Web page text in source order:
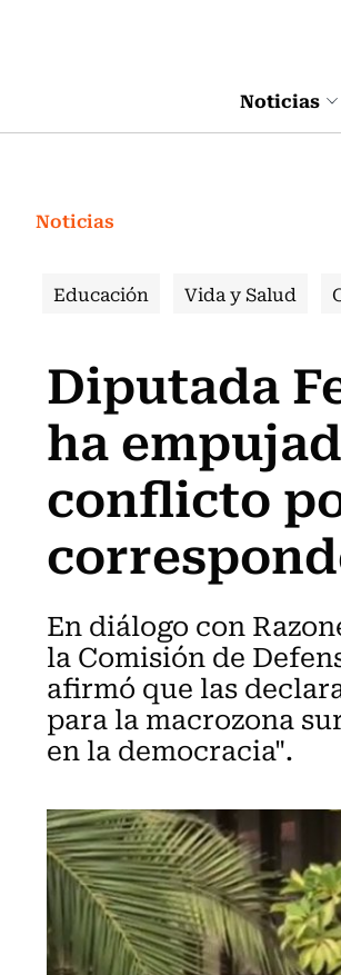
Noticias
Noticias
Educación Vida y Salud
Diputada
ha
conflicto
En diálogo con
la Comisión de
afirmó que las
para la macrozona
en la democracia".